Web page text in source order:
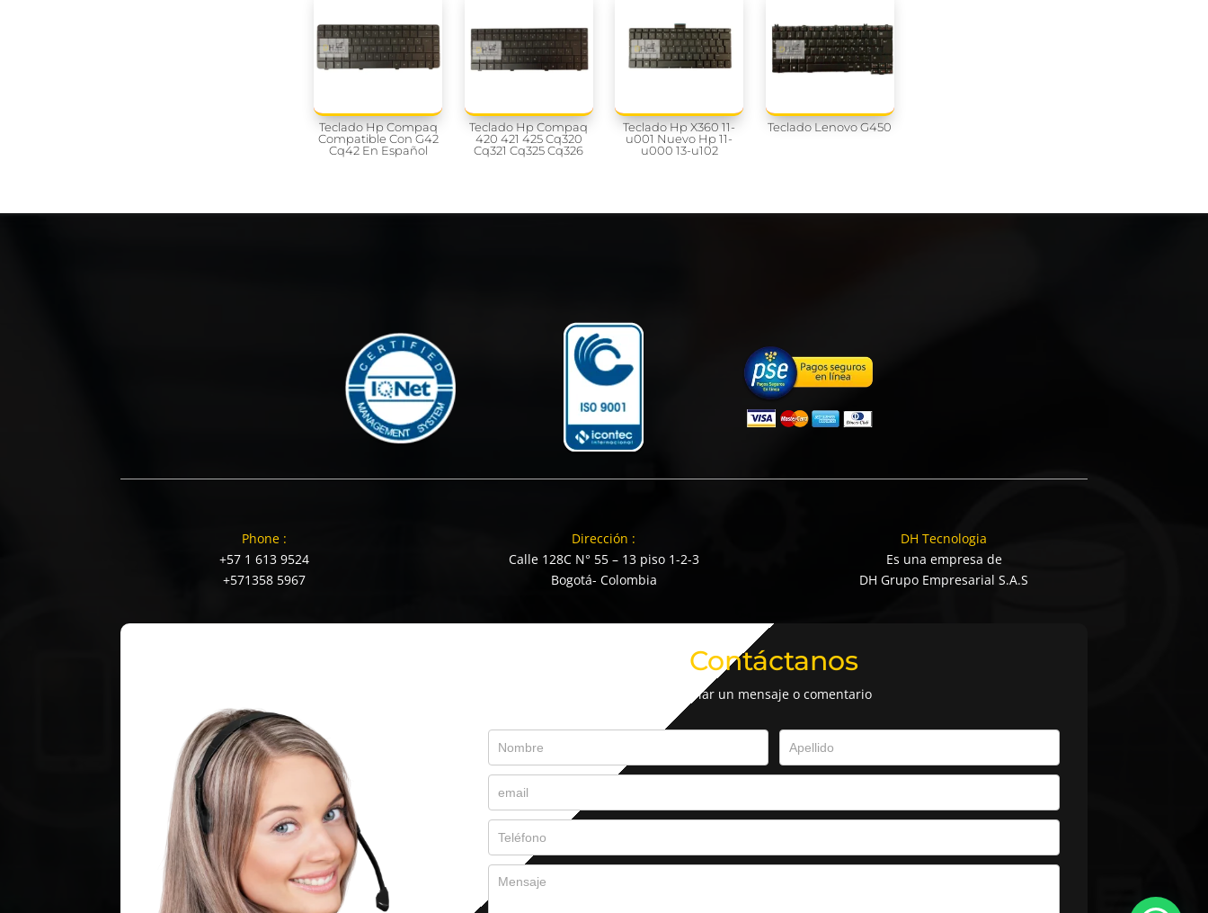
Teclado Hp Compaq
Compatible Con G42
Cq42 En Español
Teclado Hp Compaq
420 421 425 Cq320
Cq321 Cq325 Cq326
Teclado Hp X360 11-
u001 Nuevo Hp 11-
u000 13-u102
Teclado Lenovo G450
Phone :
+57 1 613 9524
+571358 5967
Dirección :
Calle 128C N° 55 – 13 piso 1-2-3
Bogotá- Colombia
DH Tecnologia
Es una empresa de
DH Grupo Empresarial S.A.S
Contáctanos
Envíar un mensaje o comentario